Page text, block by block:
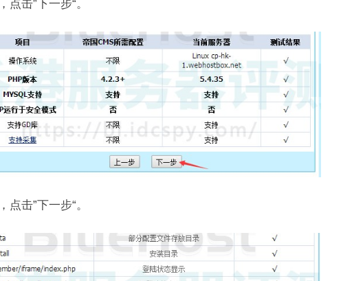
点击”下一步“。
点击”下一步“。